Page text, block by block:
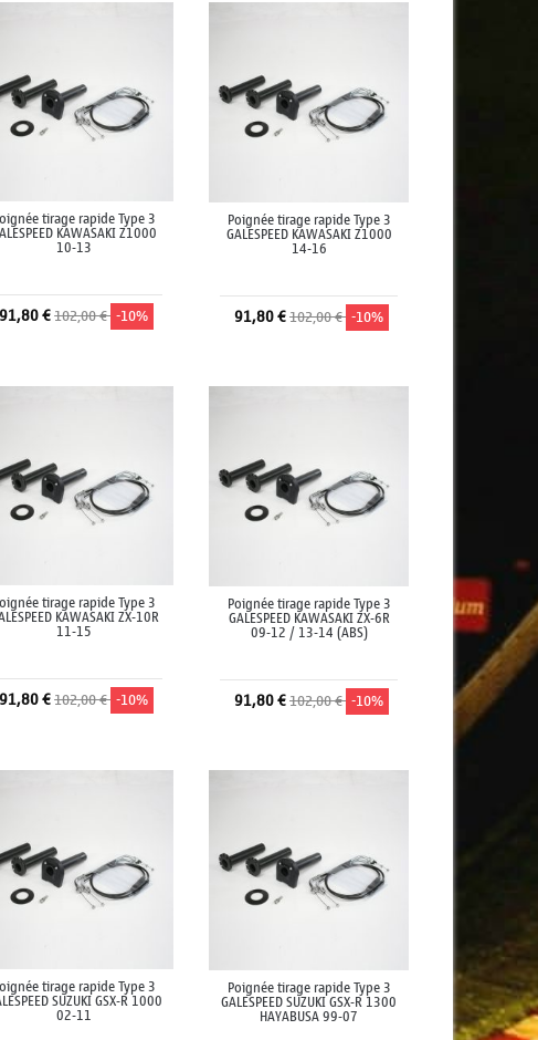
tirage rapide Type 3
KAWASAKI Z1000
10-13
91,80 €102,00 € -10%
Poignée tirage rapide Type 3
GALESPEED KAWASAKI Z1000
14-16
91,80 €102,00 € -10%
tirage rapide Type 3
KAWASAKI ZX-10R
11-15
91,80 €102,00 € -10%
Poignée tirage rapide Type 3
GALESPEED KAWASAKI ZX-6R
09-12 / 13-14 (ABS)
91,80 €102,00 € -10%
tirage rapide Type 3
SUZUKI GSX-R 1000
02-11
Poignée tirage rapide Type 3
GALESPEED SUZUKI GSX-R 1300
HAYABUSA 99-07